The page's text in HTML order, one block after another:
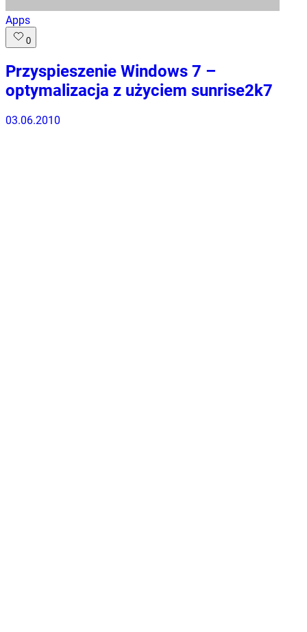
Apps
0
Przyspieszenie Windows 7 –
optymalizacja z użyciem sunrise2k7
03.06.2010